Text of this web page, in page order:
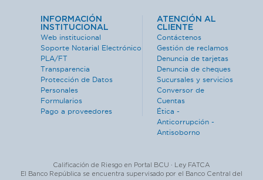
INFORMACIÓN
INSTITUCIONAL
Web institucional
Soporte Notarial Electrónico
PLA/FT
Transparencia
Protección de Datos
Personales
Formularios
Pago a proveedores
ATENCIÓN AL
CLIENTE
Contáctenos
Gestión de reclamos
Denuncia de tarjetas
Denuncia de cheques
Sucursales y servicios
Conversor de
Cuentas
Ética -
Anticorrupción -
Antisoborno
Calificación de Riesgo en Portal BCU · Ley FATCA
El Banco República se encuentra supervisado por el Banco Central del